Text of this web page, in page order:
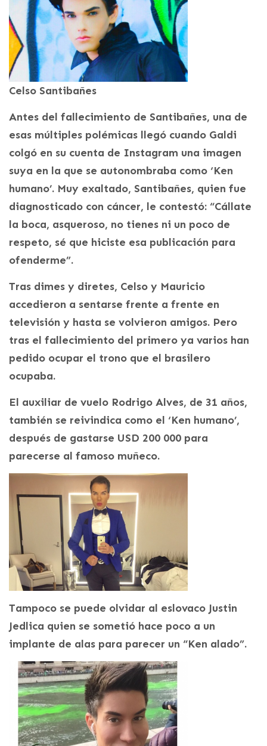
Celso Santibañes
Antes del fallecimiento de Santibañes, una de
esas múltiples polémicas llegó cuando Galdi
colgó en su cuenta de Instagram una imagen
suya en la que se autonombraba como ‘Ken
humano’. Muy exaltado, Santibañes, quien fue
diagnosticado con cáncer, le contestó: “Cállate
la boca, asqueroso, no tienes ni un poco de
respeto, sé que hiciste esa publicación para
ofenderme”.
Tras dimes y diretes, Celso y Mauricio
accedieron a sentarse frente a frente en
televisión y hasta se volvieron amigos. Pero
tras el fallecimiento del primero ya varios han
pedido ocupar el trono que el brasilero
ocupaba.
El auxiliar de vuelo Rodrigo Alves, de 31 años,
también se reivindica como el ‘Ken humano’,
después de gastarse USD 200 000 para
parecerse al famoso muñeco.
Tampoco se puede olvidar al eslovaco Justin
Jedlica quien se sometió hace poco a un
implante de alas para parecer un “Ken alado”.